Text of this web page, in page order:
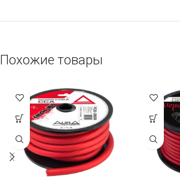
Похожие товары